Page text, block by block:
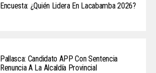
Encuesta: ¿Quién Lidera En Lacabamba 2026?
Pallasca: Candidato APP Con Sentencia
Renuncia A La Alcaldía Provincial